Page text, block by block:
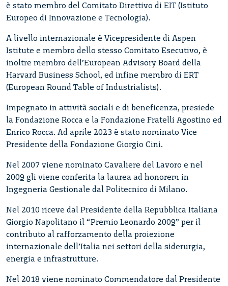
è stato membro del Comitato Direttivo di EIT (Istituto
Europeo di Innovazione e Tecnologia).
A livello internazionale è Vicepresidente di Aspen
Istitute e membro dello stesso Comitato Esecutivo, è
inoltre membro dell’European Advisory Board della
Harvard Business School, ed infine membro di ERT
(European Round Table of Industrialists).
Impegnato in attività sociali e di beneficenza, presiede
la Fondazione Rocca e la Fondazione Fratelli Agostino ed
Enrico Rocca. Ad aprile 2023 è stato nominato Vice
Presidente della Fondazione Giorgio Cini.
Nel 2007 viene nominato Cavaliere del Lavoro e nel
2009 gli viene conferita la laurea ad honorem in
Ingegneria Gestionale dal Politecnico di Milano.
Nel 2010 riceve dal Presidente della Repubblica Italiana
Giorgio Napolitano il “Premio Leonardo 2009” per il
contributo al rafforzamento della proiezione
internazionale dell’Italia nei settori della siderurgia,
energia e infrastrutture.
Nel 2018 viene nominato Commendatore dal Presidente